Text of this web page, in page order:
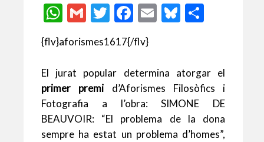
W
at
s
A
p
p
G
ai
l
T
itt
er
F
ac
e
b
o
o
k
E
l
Bl
ky p
ar
te
ix
{flv}aforismes1617{/flv}
El jurat popular determina atorgar el
primer premi d’Aforismes Filosòfics i
Fotografia a l’obra: SIMONE DE
BEAUVOIR: “El problema de la dona
sempre ha estat un problema d’homes”,